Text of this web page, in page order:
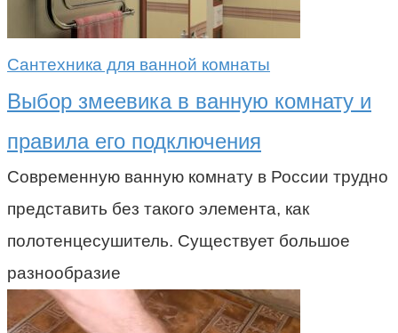
Сантехника для ванной комнаты
Выбор змеевика в ванную комнату и
правила его подключения
Современную ванную комнату в России трудно
представить без такого элемента, как
полотенцесушитель. Существует большое
разнообразие